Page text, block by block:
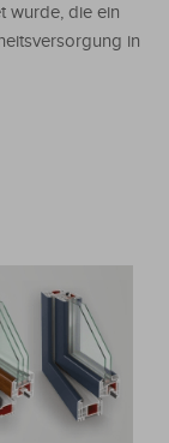
wurde, die ein
in